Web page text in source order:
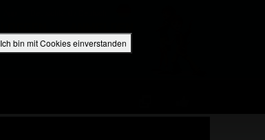
Ich bin mit Cookies einverstanden